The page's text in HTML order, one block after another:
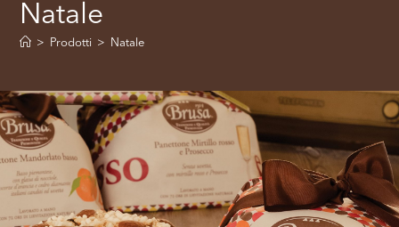
Natale
> Prodotti > Natale